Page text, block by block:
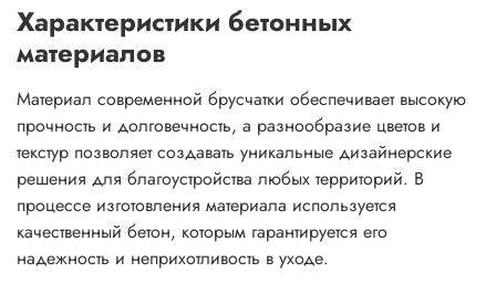
Характеристики бетонных
материалов
Материал современной брусчатки обеспечивает высокую
прочность и долговечность, а разнообразие цветов и
текстур позволяет создавать уникальные дизайнерские
решения для благоустройства любых территорий. В
процессе изготовления материала используется
качественный бетон, которым гарантируется его
надежность и неприхотливость в уходе.